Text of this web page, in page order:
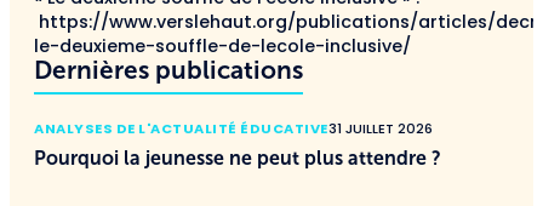
https://www.verslehaut.org/publications/articles/
le-deuxieme-souffle-de-lecole-inclusive/
Dernières publications
ANALYSES DE L'ACTUALITÉ ÉDUCATIVE31 JUILLET 2026
Pourquoi la jeunesse ne peut plus attendre ?